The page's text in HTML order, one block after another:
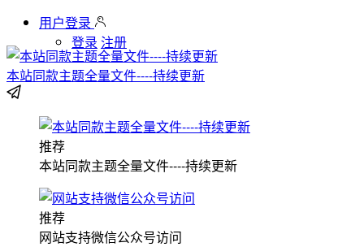
用户登录
登录 注册
本站同款主题全量文件----持续更新
推荐
本站同款主题全量文件----持续更新
推荐
网站支持微信公众号访问